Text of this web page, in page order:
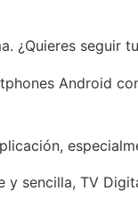
¿Quieres
Android
sencilla, TV